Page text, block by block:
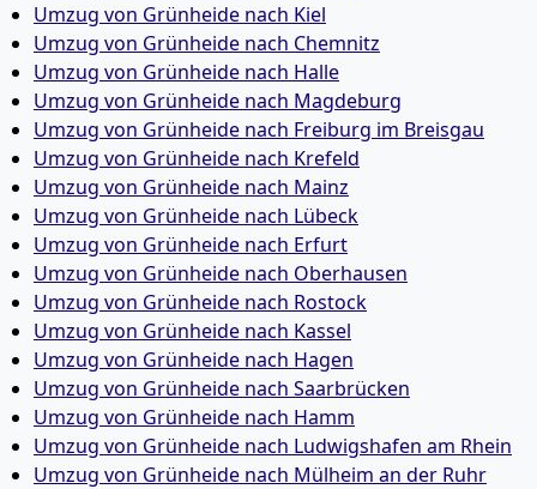
Umzug von Grünheide nach Kiel
Umzug von Grünheide nach Chemnitz
Umzug von Grünheide nach Halle
Umzug von Grünheide nach Magdeburg
Umzug von Grünheide nach Freiburg im Breisgau
Umzug von Grünheide nach Krefeld
Umzug von Grünheide nach Mainz
Umzug von Grünheide nach Lübeck
Umzug von Grünheide nach Erfurt
Umzug von Grünheide nach Oberhausen
Umzug von Grünheide nach Rostock
Umzug von Grünheide nach Kassel
Umzug von Grünheide nach Hagen
Umzug von Grünheide nach Saarbrücken
Umzug von Grünheide nach Hamm
Umzug von Grünheide nach Ludwigshafen am Rhein
Umzug von Grünheide nach Mülheim an der Ruhr